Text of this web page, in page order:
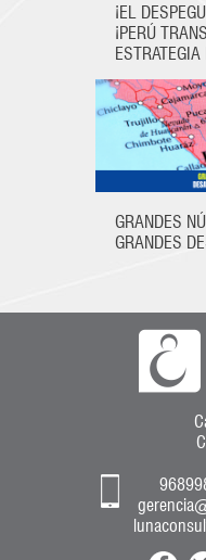
¡EL
¡PERÚ
GRANDES
GRANDES